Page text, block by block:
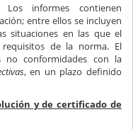
Los informes contienen
entre ellos se incluyen
situaciones en las que el
de la norma. El
no conformidades con la
, en un plazo definido
y de certificado de